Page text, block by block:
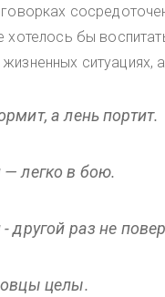
хотелось бы
ситуациях,
а лень портит.
— легко в бою.
другой раз не
целы.